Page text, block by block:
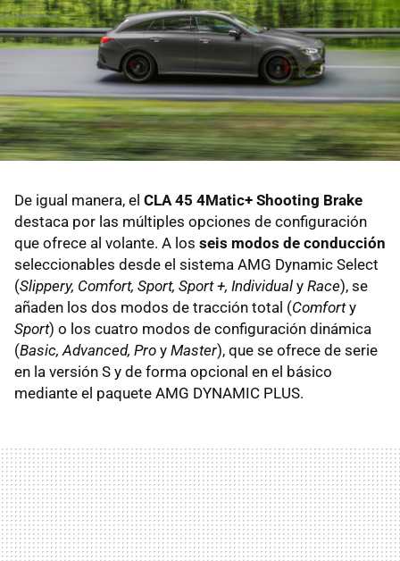
De igual manera, el CLA 45 4Matic+ Shooting Brake
destaca por las múltiples opciones de configuración
que ofrece al volante. A los seis modos de conducción
seleccionables desde el sistema AMG Dynamic Select
(Slippery, Comfort, Sport, Sport +, Individual y Race), se
añaden los dos modos de tracción total (Comforty
Sport) o los cuatro modos de configuración dinámica
(Basic, Advanced, Pro y Master), que se ofrece de serie
en la versión S y de forma opcional en el básico
mediante el paquete AMG DYNAMIC PLUS.